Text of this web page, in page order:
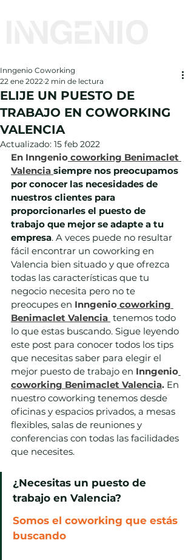
ELIJE UN PUESTO DE
TRABAJO EN COWORKING
VALENCIA
Inngenio Coworking
22 ene 2022 2 min de lectura
Actualizado: 15 feb 2022
En Inngenio coworking Benimaclet
Valencia siempre nos preocupamos
por conocer las necesidades de
nuestros clientes para
proporcionarles el puesto de
trabajo que mejor se adapte a tu
empresa. A veces puede no resultar
fácil encontrar un coworking en
Valencia bien situado y que ofrezca
todas las características que tu
negocio necesita pero no te
preocupes en Inngenio coworking
Benimaclet Valencia tenemos todo
lo que estas buscando. Sigue leyendo
este post para conocer todos los tips
que necesitas saber para elegir el
mejor puesto de trabajo en Inngenio
coworking Benimaclet Valencia. En
nuestro coworking tenemos desde
oficinas y espacios privados, a mesas
flexibles, salas de reuniones y
conferencias con todas las facilidades
que necesites.
¿Necesitas un puesto de
trabajo en Valencia?
Somos el coworking que estás
buscando